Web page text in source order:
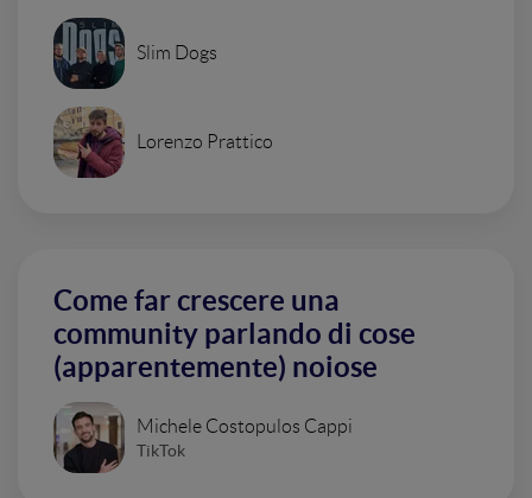
Slim Dogs
Lorenzo Prattico
Come far crescere una
community parlando di cose
(apparentemente) noiose
Michele Costopulos Cappi
TikTok